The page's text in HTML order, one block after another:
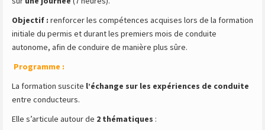
Objectif : renforcer les compétences acquises lors de la formation
initiale du permis et durant les premiers mois de conduite
autonome, afin de conduire de manière plus sûre.
Programme :
La formation suscite l’échange sur les expériences de conduite
entre conducteurs.
Elle s’articule autour de 2 thématiques :